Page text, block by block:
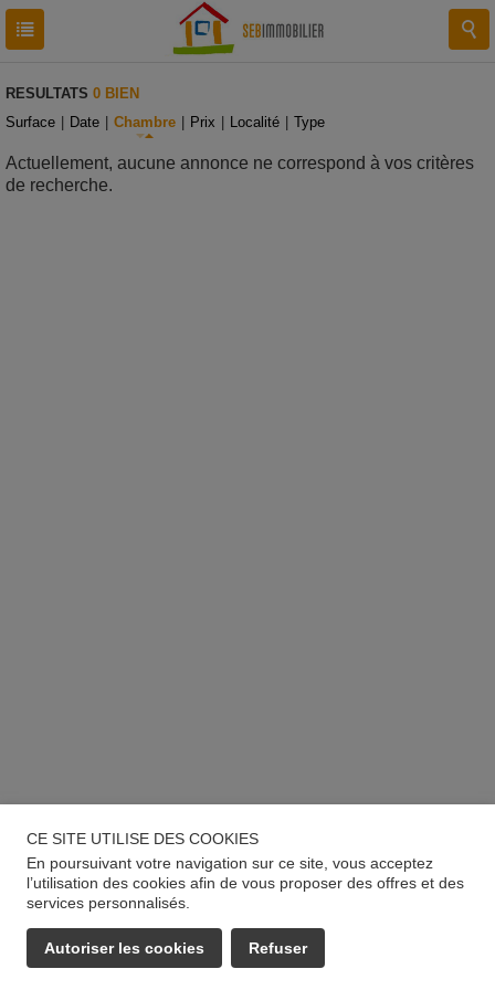
RESULTATS 0 BIEN
Surface
Date Chambre Prix Localité Type
Actuellement, aucune annonce ne correspond à vos critères
de recherche.
CE SITE UTILISE DES COOKIES
En poursuivant votre navigation sur ce site, vous acceptez
l’utilisation des cookies afin de vous proposer des offres et des
services personnalisés.
Autoriser les cookies Refuser